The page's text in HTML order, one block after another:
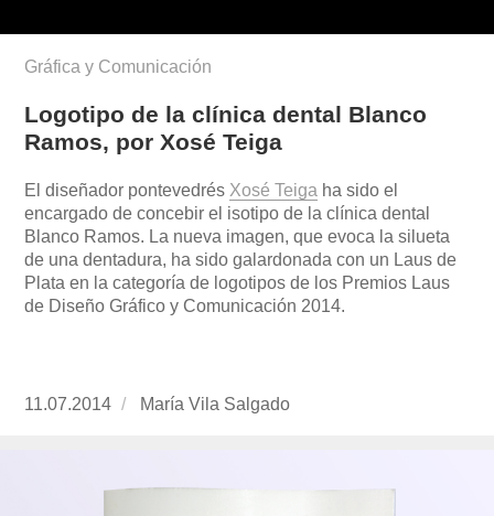
Gráfica y Comunicación
Logotipo de la clínica dental Blanco
Ramos, por Xosé Teiga
El diseñador pontevedrés Xosé Teiga ha sido el
encargado de concebir el isotipo de la clínica dental
Blanco Ramos. La nueva imagen, que evoca la silueta
de una dentadura, ha sido galardonada con un Laus de
Plata en la categoría de logotipos de los Premios Laus
de Diseño Gráfico y Comunicación 2014.
Publicado
11.07.2014 https://www.experimenta.es/author/mariavila/
María Vila Salgado